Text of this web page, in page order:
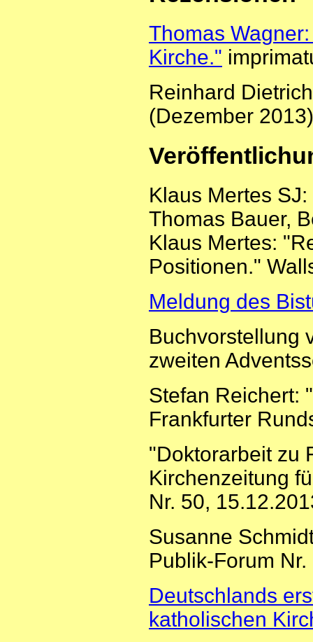
Thomas
Kirche."
Reinhard
(Dezember
Klaus Mertes
Thomas Bauer,
Klaus Mertes:
Positionen."
Meldung des
Buchvorstellung
zweiten
Stefan Reichert:
Frankfurter
"Doktorarbeit zu
Kirchenzeitung
Nr. 50,
Susanne
Publik-Forum
Deutschlands
katholischen